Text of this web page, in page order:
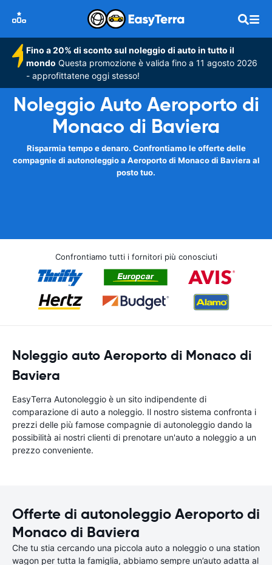
Fino a 20% di sconto sul noleggio di auto in tutto il
mondo Questa promozione è valida fino a 11 agosto 2026
- approfittatene oggi stesso!
Noleggio Auto Aeroporto di
Monaco di Baviera
Risparmia tempo e denaro. Confrontiamo le offerte delle
compagnie di autonoleggio a Aeroporto di Monaco di Baviera al
posto tuo.
Confrontiamo tutti i fornitori più conosciuti
Noleggio auto Aeroporto di Monaco di
Baviera
EasyTerra Autonoleggio è un sito indipendente di
comparazione di auto a noleggio. Il nostro sistema confronta i
prezzi delle più famose compagnie di autonoleggio dando la
possibilità ai nostri clienti di prenotare un'auto a noleggio a un
prezzo conveniente.
Offerte di autonoleggio Aeroporto di
Monaco di Baviera
Che tu stia cercando una piccola auto a noleggio o una station
wagon per tutta la famiglia, abbiamo sempre un’auto adatta al